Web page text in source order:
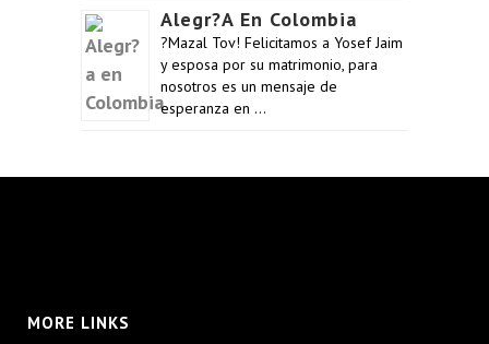
Alegr?a En Colombia
?Mazal Tov! Felicitamos a Yosef Jaim
y esposa por su matrimonio, para
nosotros es un mensaje de
esperanza en …
MORE LINKS